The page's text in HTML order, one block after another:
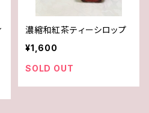
濃縮和紅茶ティーシロップ
¥1,600
SOLD OUT